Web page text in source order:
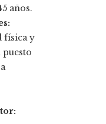
años.
física y
puesto